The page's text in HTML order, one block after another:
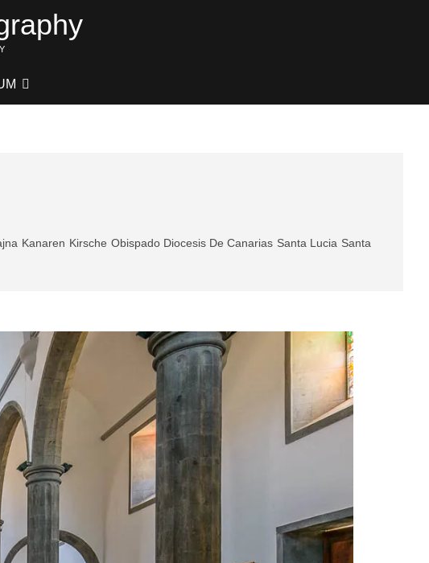
Kanaren Kirsche Obispado Diocesis De Canarias Santa Lucia Santa